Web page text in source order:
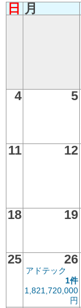
日 月
4 5
11 12
18 19
25 26
アドテック
1件
1,821,720,000
円